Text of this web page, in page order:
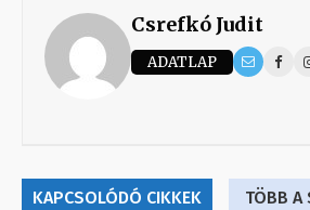
Csrefkó Judit
ADATLAP
KAPCSOLÓDÓ CIKKEK TÖBB A